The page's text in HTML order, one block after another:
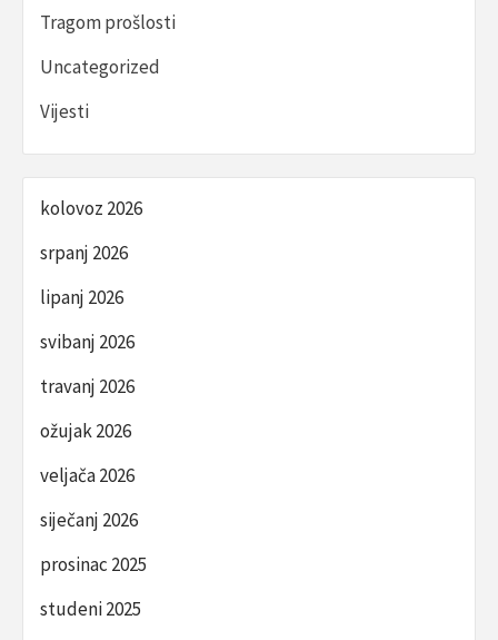
Tragom prošlosti
Uncategorized
Vijesti
kolovoz 2026
srpanj 2026
lipanj 2026
svibanj 2026
travanj 2026
ožujak 2026
veljača 2026
siječanj 2026
prosinac 2025
studeni 2025